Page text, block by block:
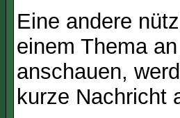
Eine andere
einem Thema
anschauen,
kurze Nachricht